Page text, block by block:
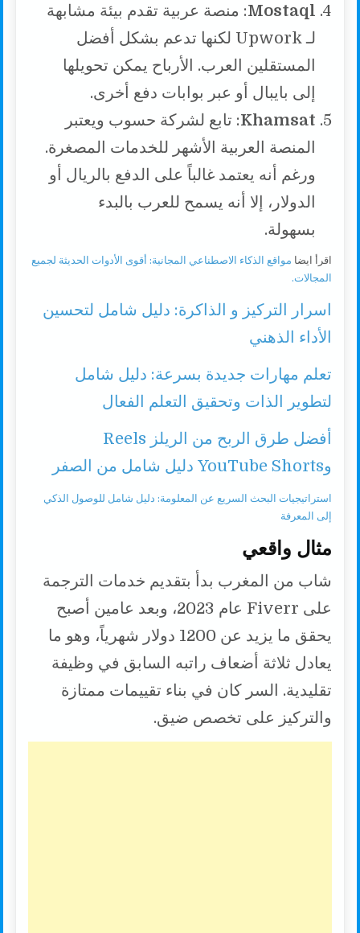
Mostaql: منصة عربية تقدم بيئة مشابهة
لـ Upwork لكنها تدعم بشكل أفضل
المستقلين العرب. الأرباح يمكن تحويلها
إلى بايبال أو عبر بوابات دفع أخرى.
Khamsat: تابع لشركة حسوب ويعتبر
المنصة العربية الأشهر للخدمات المصغرة.
ورغم أنه يعتمد غالباً على الدفع بالريال أو
الدولار، إلا أنه يسمح للعرب بالبدء
بسهولة.
اقرأ ايضا مواقع الذكاء الاصطناعي المجانية: أقوى الأدوات الحديثة لجميع
المجالات.
اسرار التركيز و الذاكرة: دليل شامل لتحسين
الأداء الذهني
تعلم مهارات جديدة بسرعة: دليل شامل
لتطوير الذات وتحقيق التعلم الفعال
أفضل طرق الربح من الريلز Reels
وYouTube Shorts دليل شامل من الصفر
استراتيجيات البحث السريع عن المعلومة: دليل شامل للوصول الذكي
إلى المعرفة
مثال واقعي
شاب من المغرب بدأ بتقديم خدمات الترجمة
على Fiverr عام 2023، وبعد عامين أصبح
يحقق ما يزيد عن 1200 دولار شهرياً، وهو ما
يعادل ثلاثة أضعاف راتبه السابق في وظيفة
تقليدية. السر كان في بناء تقييمات ممتازة
والتركيز على تخصص ضيق.